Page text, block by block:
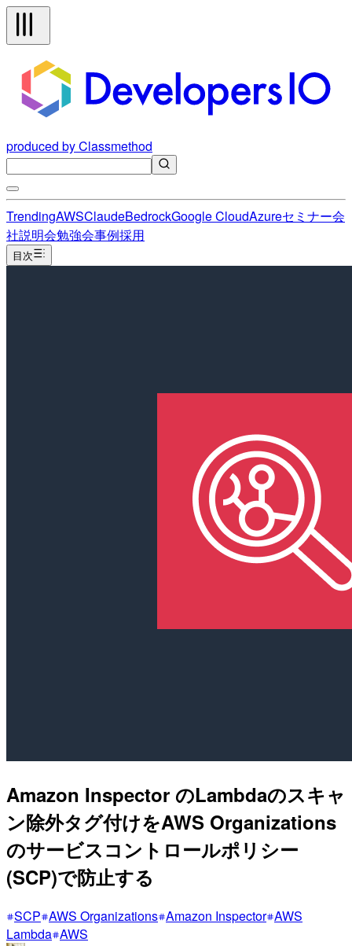
produced by Classmethod
TrendingAWSClaudeBedrockGoogle CloudAzureセミナー会
社説明会勉強会事例採用
目次
Amazon Inspector のLambdaのスキャ
ン除外タグ付けをAWS Organizations
のサービスコントロールポリシー
(SCP)で防止する
SCP AWS Organizations Amazon Inspector AWS
Lambda AWS